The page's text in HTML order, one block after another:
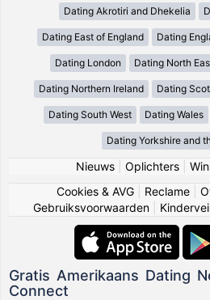
Dating Akrotiri and Dhekelia
Dating East of England Dating
Dating London Dating North
Dating Northern Ireland Dating
Dating South West Dating Wales
Dating Yorkshire and
Nieuws| Oplichters|
Cookies & AVG
Reclame
Gebruiksvoorwaarden
Gratis Amerikaans Dating
Connect